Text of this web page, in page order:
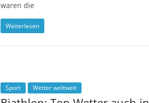
waren die
Weiterlesen
Sport Wetter weltweit